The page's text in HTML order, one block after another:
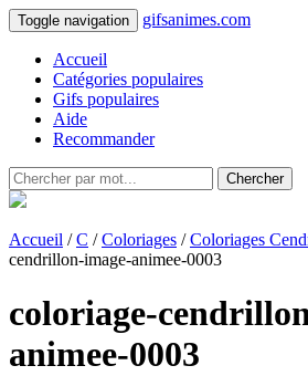
Toggle navigation gifsanimes.com
Accueil
Catégories populaires
Gifs populaires
Aide
Recommander
Chercher
Accueil /C /Coloriages /Coloriages
cendrillon-image-animee-0003
coloriage-
animee-0003